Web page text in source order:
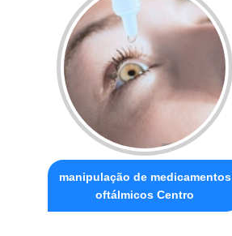
manipulação de medicamentos
oftálmicos Centro